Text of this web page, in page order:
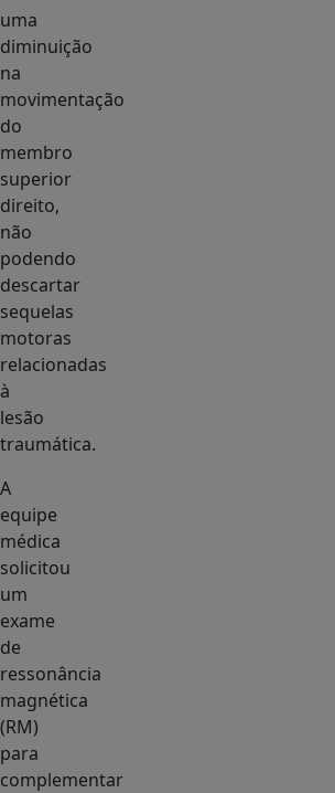
uma
diminuição
na
movimentação
do
membro
superior
direito,
não
podendo
descartar
sequelas
motoras
relacionadas
à
lesão
traumática.
A
equipe
médica
solicitou
um
exame
de
ressonância
magnética
(RM)
para
complementar